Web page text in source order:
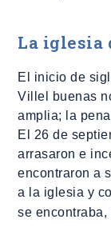
La iglesia
El inicio de
Villel buenas
amplia; la
El 26 de
arrasaron e
encontraron a
a la iglesia y
se